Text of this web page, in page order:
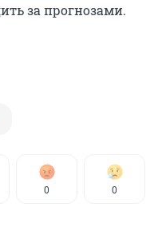
за прогнозами.
0 0